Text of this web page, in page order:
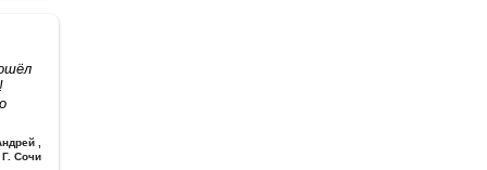
Г. Сочи